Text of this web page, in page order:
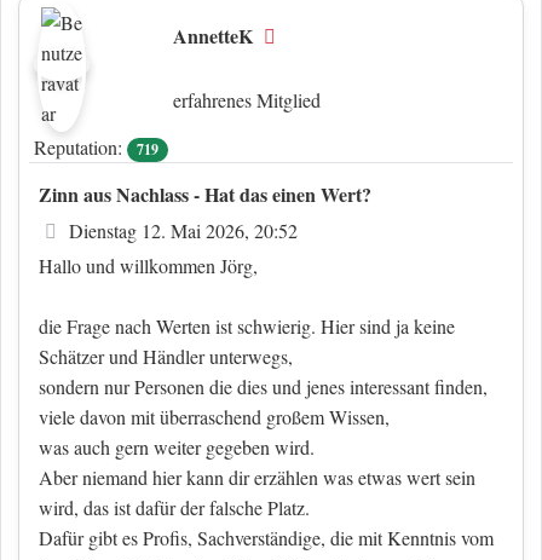
AnnetteK
erfahrenes Mitglied
Reputation:
719
Zinn aus Nachlass - Hat das einen Wert?
Beitrag
Dienstag 12. Mai 2026, 20:52
Hallo und willkommen Jörg,
die Frage nach Werten ist schwierig. Hier sind ja keine
Schätzer und Händler unterwegs,
sondern nur Personen die dies und jenes interessant finden,
viele davon mit überraschend großem Wissen,
was auch gern weiter gegeben wird.
Aber niemand hier kann dir erzählen was etwas wert sein
wird, das ist dafür der falsche Platz.
Dafür gibt es Profis, Sachverständige, die mit Kenntnis vom